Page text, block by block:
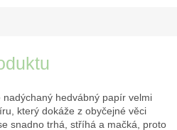
hedvábný papír velmi
který dokáže z obyčejné věci
snadno trhá, stříhá a mačká, proto